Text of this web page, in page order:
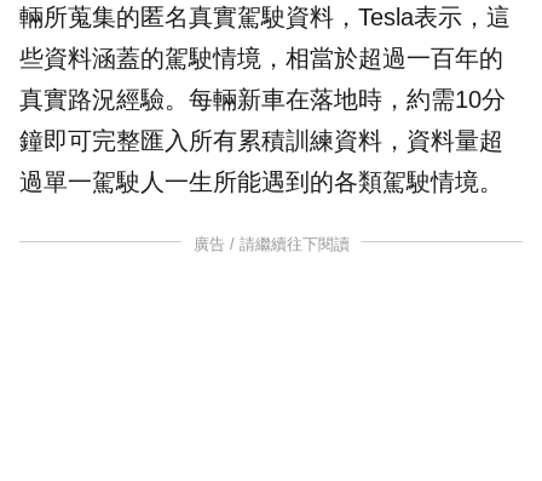
輛所蒐集的匿名真實駕駛資料，Tesla表示，這
些資料涵蓋的駕駛情境，相當於超過一百年的
真實路況經驗。每輛新車在落地時，約需10分
鐘即可完整匯入所有累積訓練資料，資料量超
過單一駕駛人一生所能遇到的各類駕駛情境。
廣告 / 請繼續往下閱讀